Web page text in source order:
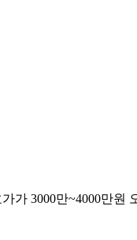
가 3000만~4000만원